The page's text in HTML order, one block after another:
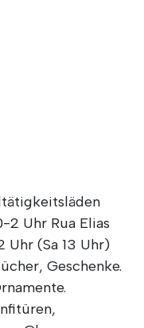
2 Uhr Rua Elias
Uhr (Sa 13 Uhr)
Geschenke.